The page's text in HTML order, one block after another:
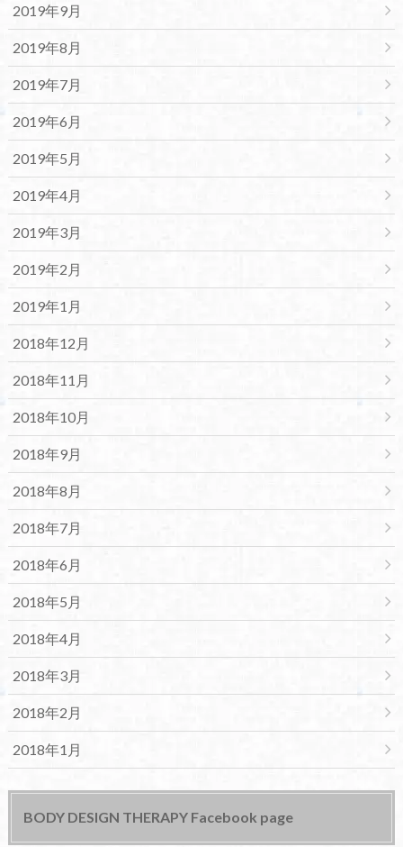
2019年9月
2019年8月
2019年7月
2019年6月
2019年5月
2019年4月
2019年3月
2019年2月
2019年1月
2018年12月
2018年11月
2018年10月
2018年9月
2018年8月
2018年7月
2018年6月
2018年5月
2018年4月
2018年3月
2018年2月
2018年1月
BODY DESIGN THERAPY Facebook page